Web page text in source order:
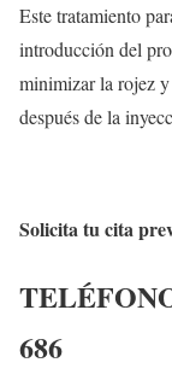
Este tratamiento
introducción del
minimizar la rojez
después de la
Solicita tu cita
686